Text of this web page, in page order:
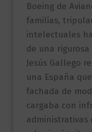
Boeing de
familias,
intelectuales
de una
Jesús Gallego
una España
fachada de
cargaba con
administrativas